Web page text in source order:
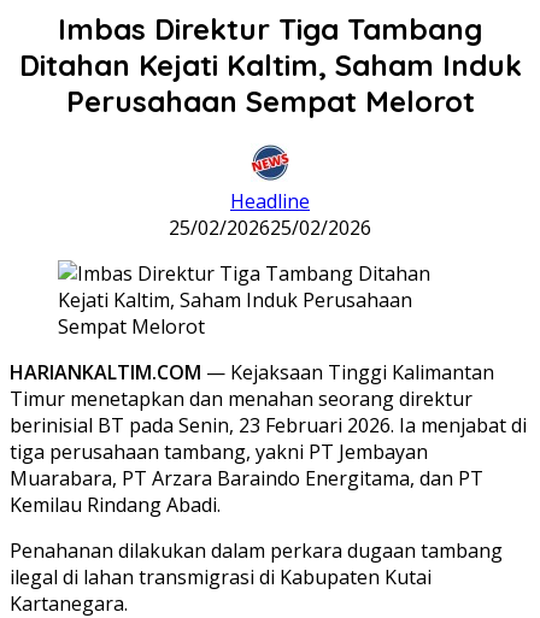
Imbas Direktur Tiga Tambang
Ditahan Kejati Kaltim, Saham Induk
Perusahaan Sempat Melorot
Headline
25/02/202625/02/2026
HARIANKALTIM.COM — Kejaksaan Tinggi Kalimantan
Timur menetapkan dan menahan seorang direktur
berinisial BT pada Senin, 23 Februari 2026. Ia menjabat di
tiga perusahaan tambang, yakni PT Jembayan
Muarabara, PT Arzara Baraindo Energitama, dan PT
Kemilau Rindang Abadi.
Penahanan dilakukan dalam perkara dugaan tambang
ilegal di lahan transmigrasi di Kabupaten Kutai
Kartanegara.